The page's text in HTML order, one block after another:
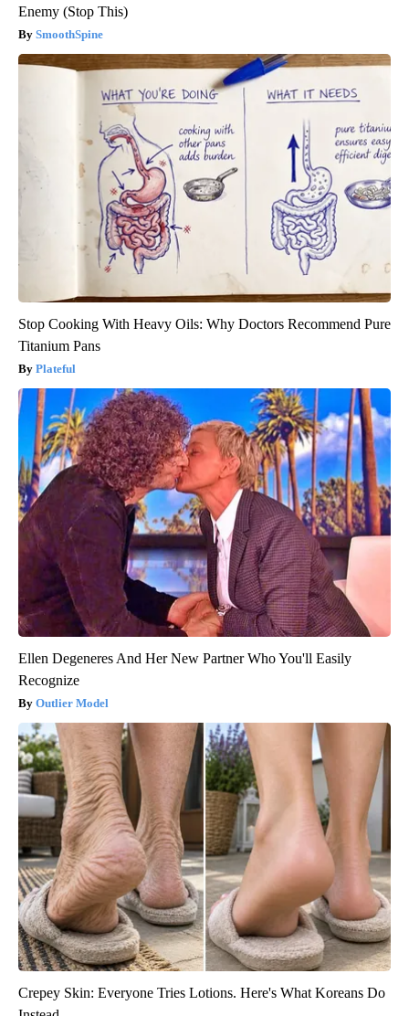
Enemy (Stop This)
SmoothSpine
Stop Cooking With Heavy Oils: Why Doctors Recommend Pure
Titanium Pans
Plateful
Ellen Degeneres And Her New Partner Who You'll Easily
Recognize
Outlier Model
Crepey Skin: Everyone Tries Lotions. Here's What Koreans Do